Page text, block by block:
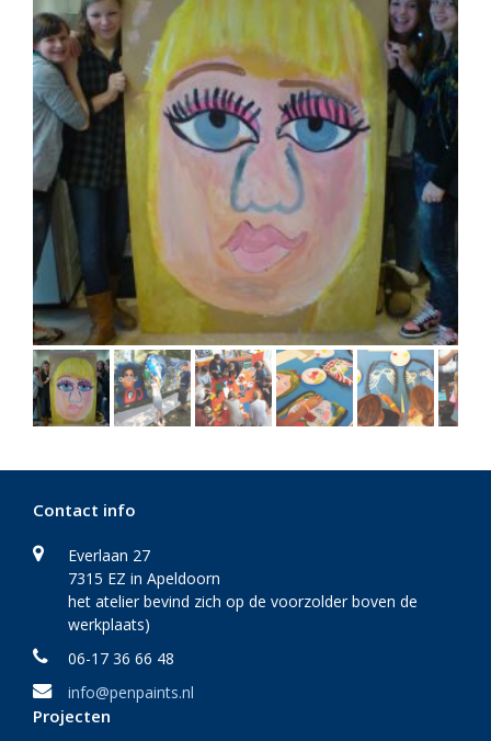
Contact info
Everlaan 27
7315 EZ in Apeldoorn
het atelier bevind zich op de voorzolder boven de
werkplaats)
06-17 36 66 48
info@penpaints.nl
Projecten